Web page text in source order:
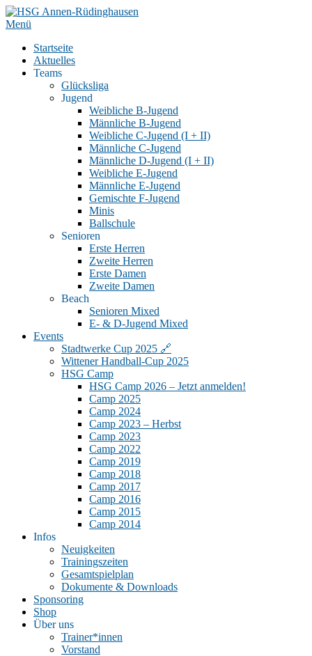
Zum
Inhalt
Menü
Startseite
Aktuelles
Teams
Glücksliga
Jugend
Weibliche B-Jugend
Männliche B-Jugend
Weibliche C-Jugend (I + II)
Männliche C-Jugend
Männliche D-Jugend (I + II)
Weibliche E-Jugend
Männliche E-Jugend
Gemischte F-Jugend
Minis
Ballschule
Senioren
Erste Herren
Zweite Herren
Erste Damen
Zweite Damen
Beach
Senioren Mixed
E- & D-Jugend Mixed
Events
Stadtwerke Cup 2025 🔗
Wittener Handball-Cup 2025
HSG Camp
HSG Camp 2026 – Jetzt anmelden!
Camp 2025
Camp 2024
Camp 2023 – Herbst
Camp 2023
Camp 2022
Camp 2019
Camp 2018
Camp 2017
Camp 2016
Camp 2015
Camp 2014
Infos
Neuigkeiten
Trainingszeiten
Gesamtspielplan
Dokumente & Downloads
Sponsoring
Shop
Über uns
Trainer*innen
Vorstand